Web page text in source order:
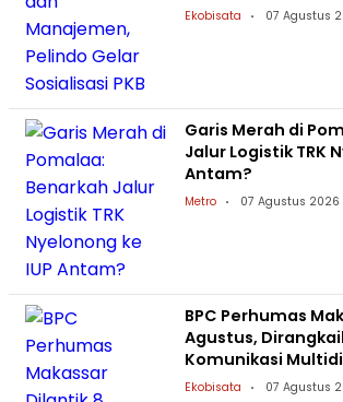
Ekobisata 07 Agustus
Garis Merah di
Jalur Logistik TRK
Antam?
Metro 07 Agustus 2026
BPC Perhumas
Agustus,
Komunikasi
Ekobisata 07 Agustus